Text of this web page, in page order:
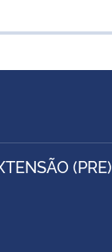
(PRE)